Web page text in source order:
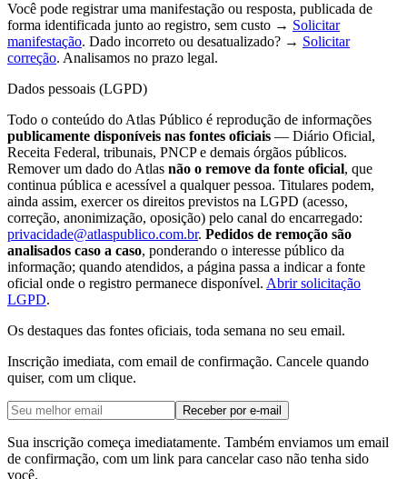
Você pode registrar uma manifestação ou resposta, publicada de
forma identificada junto ao registro, sem custo → Solicitar
manifestação. Dado incorreto ou desatualizado? → Solicitar
correção. Analisamos no prazo legal.
Dados pessoais (LGPD)
Todo o conteúdo do Atlas Público é reprodução de informações
publicamente disponíveis nas fontes oficiais — Diário Oficial,
Receita Federal, tribunais, PNCP e demais órgãos públicos.
Remover um dado do Atlas não o remove da fonte oficial, que
continua pública e acessível a qualquer pessoa. Titulares podem,
ainda assim, exercer os direitos previstos na LGPD (acesso,
correção, anonimização, oposição) pelo canal do encarregado:
privacidade@atlaspublico.com.br. Pedidos de remoção são
analisados caso a caso, ponderando o interesse público da
informação; quando atendidos, a página passa a indicar a fonte
oficial onde o registro permanece disponível. Abrir solicitação
LGPD.
Os destaques das fontes oficiais, toda semana no seu email.
Inscrição imediata, com email de confirmação. Cancele quando
quiser, com um clique.
Receber por e-mail
Sua inscrição começa imediatamente. Também enviamos um email
de confirmação, com um link para cancelar caso não tenha sido
você.